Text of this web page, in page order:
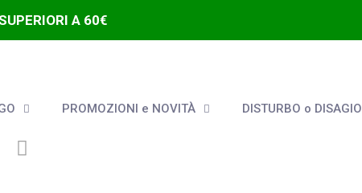
A 60€
PROMOZIONI e NOVITÀ DISTURBO o DISAGIO